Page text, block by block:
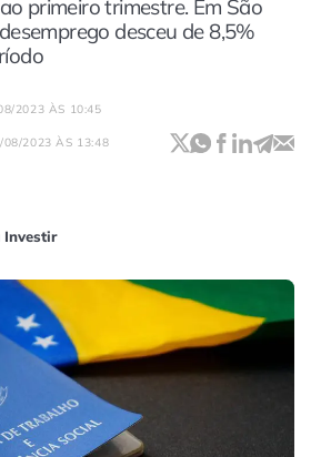
primeiro trimestre. Em São
desceu de 8,5%
2023 ÀS 10:45
2023 ÀS 13:48
Investir